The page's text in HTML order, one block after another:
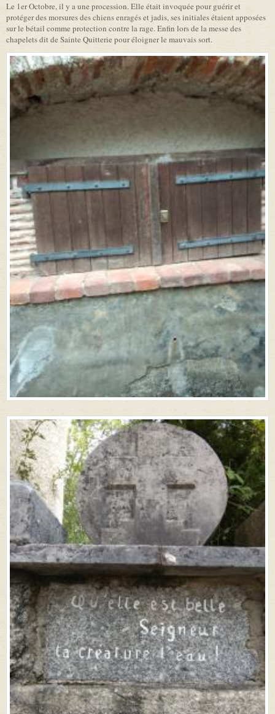
Le 1er Octobre, il y a une procession. Elle était invoquée pour guérir et
protéger des morsures des chiens enragés et jadis, ses initiales étaient apposées
sur le bétail comme protection contre la rage. Enfin lors de la messe des
chapelets dit de Sainte Quitterie pour éloigner le mauvais sort.